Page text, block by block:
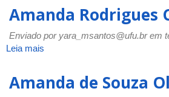
Júlia
Medeiros
Amanda Rodrigues
Enviado por yara_msantos@ufu.brem
Leia mais
Rodrigues
Coelho
Amanda de Souza